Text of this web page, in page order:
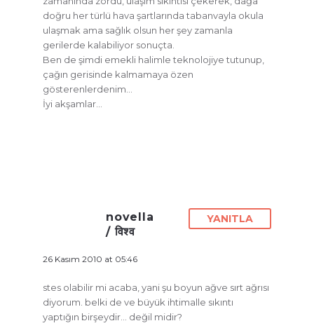
doğru her türlü hava şartlarında tabanvayla okula
ulaşmak ama sağlık olsun her şey zamanla
gerilerde kalabiliyor sonuçta.
Ben de şimdi emekli halimle teknolojiye tutunup,
çağın gerisinde kalmamaya özen
gösterenlerdenim…
İyi akşamlar…
novella
/ विश्व
26 Kasım 2010 at 05:46
YANITLA
stes olabilir mi acaba, yani şu boyun ağve sırt ağrısı
diyorum. belki de ve büyük ihtimalle sıkıntı
yaptığın birşeydir… değil midir?